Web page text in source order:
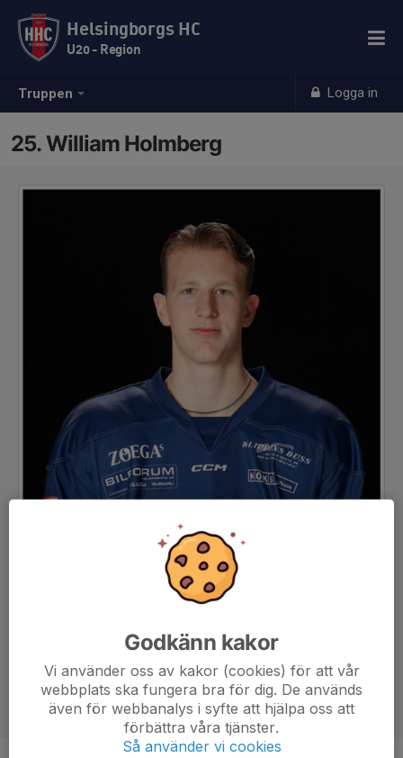
Truppen Logga in
Helsingborgs HC
U20 - Region
25. William Holmberg
Godkänn kakor
Vi använder oss av kakor (cookies) för att vår
webbplats ska fungera bra för dig. De används
även för webbanalys i syfte att hjälpa oss att
förbättra våra tjänster.
Så använder vi cookies